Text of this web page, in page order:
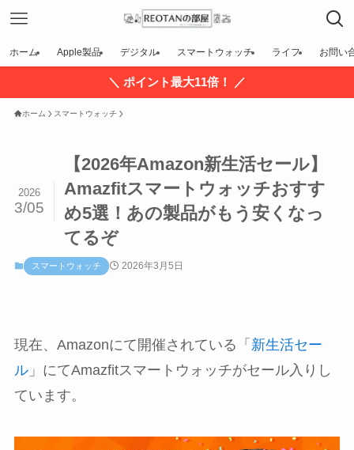
ホーム Apple製品 デジタル スマートウォッチ ライフ お問い
＼ ポイント最大11倍！ ／
ホーム スマートウォッチ
【2026年Amazon新生活セール】
Amazfitスマートウォッチおすす
め5選！あの製品がもう安くなっ
てるぞ
2026
3/05
スマートウォッチ 2026年3月5日
現在、Amazonにて開催されている「 新生活セー
ル」にてAmazfitスマートウォッチがセール入りし
ています。